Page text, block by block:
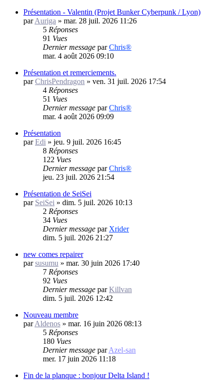
Présentation - Valentin (Projet Bunker Cyberpunk / Lyon)
parAuriga » mar. 28 juil. 2026 11:26
5 Réponses
91 Vues
Dernier message parChris®
mar. 4 août 2026 09:10
Présentation et remerciements.
parChrisPendragon » ven. 31 juil. 2026 17:54
4 Réponses
51 Vues
Dernier message parChris®
mar. 4 août 2026 09:09
Présentation
parEdi » jeu. 9 juil. 2026 16:45
8 Réponses
122 Vues
Dernier message parChris®
jeu. 23 juil. 2026 21:54
Présentation de SeiSei
par SeiSei » dim. 5 juil. 2026 10:13
2 Réponses
34 Vues
Dernier message par Xrider
dim. 5 juil. 2026 21:27
new comes repairer
parsusumu » mar. 30 juin 2026 17:40
7 Réponses
92 Vues
Dernier message parKillvan
dim. 5 juil. 2026 12:42
Nouveau membre
parAldenos » mar. 16 juin 2026 08:13
5 Réponses
180 Vues
Dernier message parAzel-san
mer. 17 juin 2026 11:18
Fin de la planque : bonjour Delta Island !